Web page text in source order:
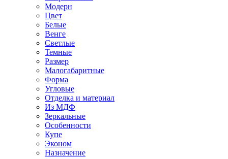
Модерн
Цвет
Белые
Венге
Светлые
Темные
Размер
Малогабаритные
Форма
Угловые
Отделка и материал
Из МДФ
Зеркальные
Особенности
Купе
Эконом
Назначение